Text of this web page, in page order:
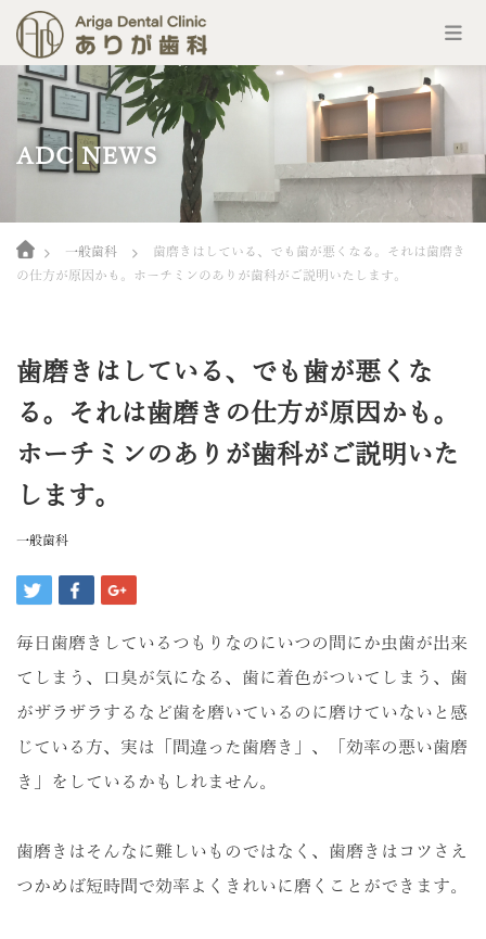
キ
ADC NEWS
Home 一般歯科
歯磨きはしている、でも歯が悪くなる。それは歯磨き
の仕方が原因かも。ホーチミンのありが歯科がご説明いたします。
歯磨きはしている、でも歯が悪くな
る。それは歯磨きの仕方が原因かも。
ホーチミンのありが歯科がご説明いた
します。
一般歯科
毎日歯磨きしているつもりなのにいつの間にか虫歯が出来
てしまう、口臭が気になる、歯に着色がついてしまう、歯
がザラザラするなど歯を磨いているのに磨けていないと感
じている方、実は「間違った歯磨き」、「効率の悪い歯磨
き」をしているかもしれません。
歯磨きはそんなに難しいものではなく、歯磨きはコツさえ
つかめば短時間で効率よくきれいに磨くことができます。